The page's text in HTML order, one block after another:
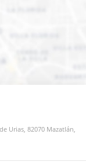
Urias, 82070 Mazatlán,